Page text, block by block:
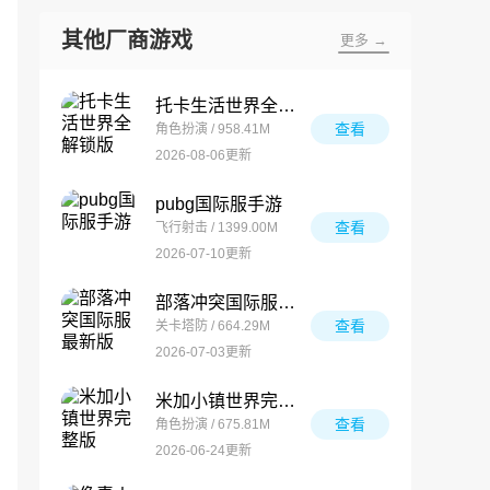
其他厂商游戏 更多 →
托卡生活世界全解锁版
角色扮演 / 958.41M
2026-08-06更新
查看
pubg国际服手游
飞行射击 / 1399.00M
2026-07-10更新
查看
部落冲突国际服最新版
关卡塔防 / 664.29M
2026-07-03更新
查看
米加小镇世界完整版
角色扮演 / 675.81M
2026-06-24更新
查看